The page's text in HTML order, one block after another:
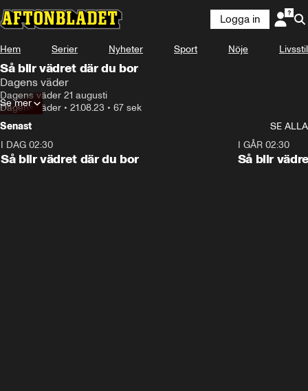
Logga in
Hem Serier Nyheter Sport Nöje Livsstil
Så blir vädret där du bor
Dagens väder
Dagens väder 21 augusti
Dagens väder • 21.08.23 • 67 sek
Se mer
Senast
SE ALLA
I DAG 02:30
Så blir vädret där du bor
I GÅR 02:30
Så blir